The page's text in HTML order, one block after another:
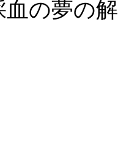
血の夢の解